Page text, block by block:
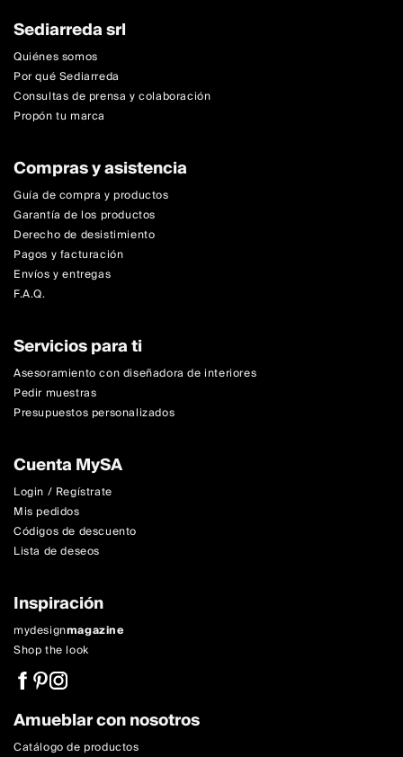
Sediarreda srl
Quiénes somos
Por qué Sediarreda
Consultas de prensa y colaboración
Propón tu marca
Compras y asistencia
Guía de compra y productos
Garantía de los productos
Derecho de desistimiento
Pagos y facturación
Envíos y entregas
F.A.Q.
Servicios para ti
Asesoramiento con diseñadora de interiores
Pedir muestras
Presupuestos personalizados
Cuenta MySA
Login / Regístrate
Mis pedidos
Códigos de descuento
Lista de deseos
Inspiración
mydesignmagazine
Shop the look
Amueblar con nosotros
Catálogo de productos